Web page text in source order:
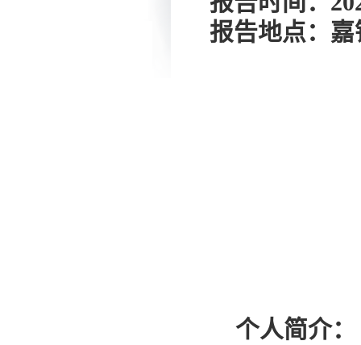
报告地点：嘉
个人简介：